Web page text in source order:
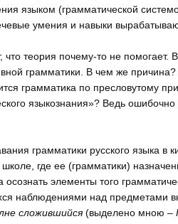
языком (грамматической
умения и навыки
теория почему-то не помогает.
грамматики. В чем же
грамматика по пресловутому
языкознания»? Ведь
грамматики русского языка в
где ее (грамматики)
а осознать элементы того
наблюдениями над предметами
сложившийся(выделено мною –